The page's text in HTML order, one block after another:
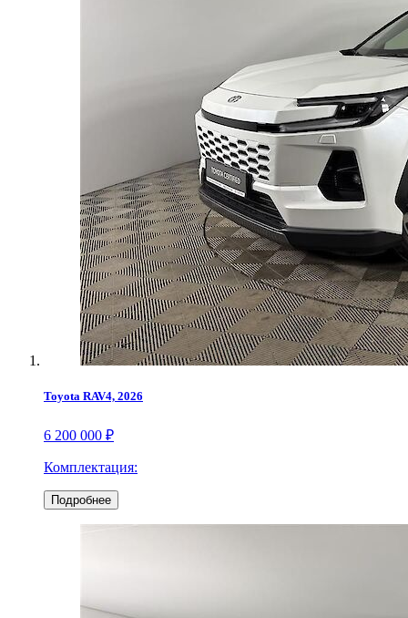
Toyota RAV4, 2026
6 200 000 ₽
Комплектация:
Подробнее